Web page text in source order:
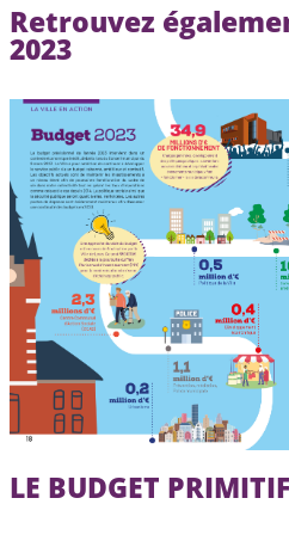
Retrouvez
2023
LE BUDGET PRIMITIF